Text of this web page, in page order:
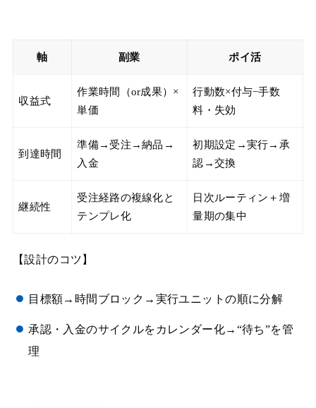
軸 副業 ポイ活
収益式
作業時間（or成果）×
単価
行動数×付与−手数
料・失効
到達時間
準備→受注→納品→
入金
初期設定→実行→承
認→交換
継続性
受注経路の複線化と
テンプレ化
日次ルーティン＋増
量期の集中
【設計のコツ】
目標額→時間ブロック→実行ユニットの順に分解
承認・入金のサイクルをカレンダー化→“待ち”を管
理